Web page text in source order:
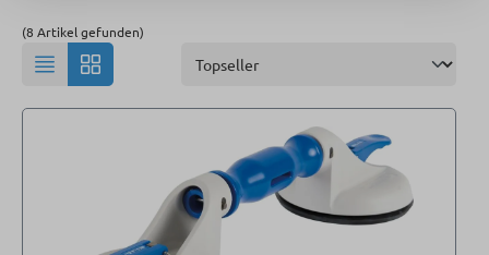
(8 Artikel gefunden)